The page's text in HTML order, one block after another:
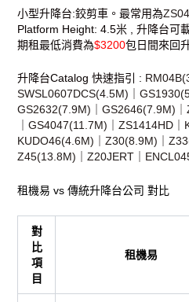
小型升降台:鉸剪車。最常用為
Platform Height: 4.5米 , 升降台可
期租最低消費為$3200包日間來回
升降台Catalog 快速指引 :
SWSL0607DCS(4.5M) ｜
GS2632(7.9M) ｜GS2646(7.9M)｜
｜GS4047(11.7M) ｜ZS1414HD
KUDO46(4.6M) ｜Z30(8.9M) ｜
Z45(13.8M) ｜Z20JERT
租機易 vs 傳統升降台公司 對比
對
比
項
目
租機易